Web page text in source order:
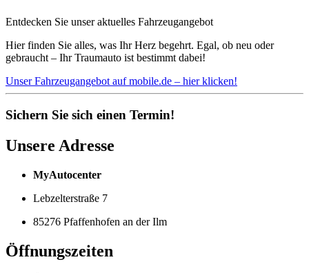
Entdecken Sie unser aktuelles Fahrzeugangebot
Hier finden Sie alles, was Ihr Herz begehrt. Egal, ob neu oder
gebraucht – Ihr Traumauto ist bestimmt dabei!
Unser Fahrzeugangebot auf mobile.de – hier klicken!
Sichern Sie sich einen Termin!
Unsere Adresse
MyAutocenter
Lebzelterstraße 7
85276 Pfaffenhofen an der Ilm
Öffnungszeiten